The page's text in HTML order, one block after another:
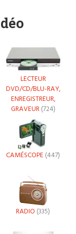
LECTEUR
DVD/CD/BLU-RAY,
ENREGISTREUR,
GRAVEUR(724)
CAMÉSCOPE (447)
RADIO (335)